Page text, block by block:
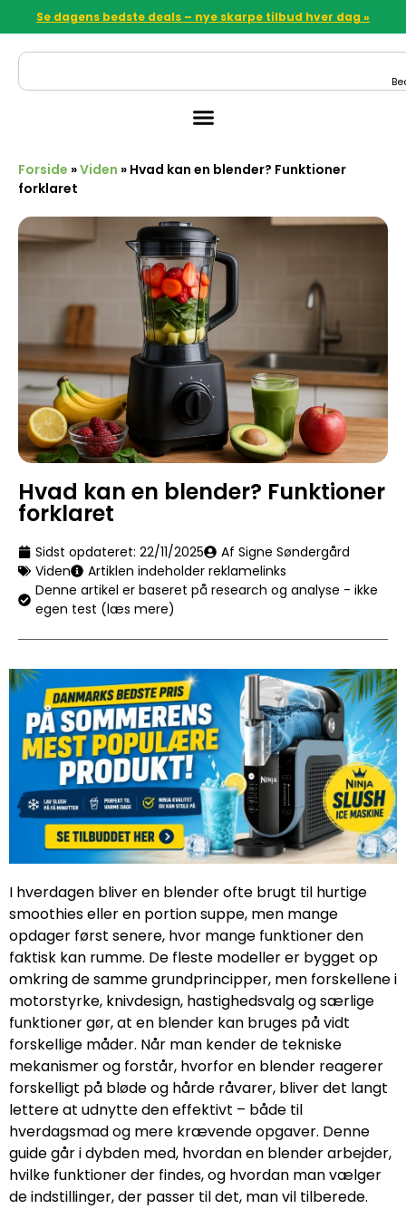
Se dagens bedste deals – nye skarpe tilbud hver dag »
Forside »Viden » Hvad kan en blender? Funktioner
forklaret
Hvad kan en blender? Funktioner
forklaret
Sidst opdateret: 22/11/2025
Af Signe Søndergård
Viden
Artiklen indeholder reklamelinks
Denne artikel er baseret på research og analyse - ikke
egen test (læs mere)
I hverdagen bliver en blender ofte brugt til hurtige
smoothies eller en portion suppe, men mange
opdager først senere, hvor mange funktioner den
faktisk kan rumme. De fleste modeller er bygget op
omkring de samme grundprincipper, men forskellene i
motorstyrke, knivdesign, hastighedsvalg og særlige
funktioner gør, at en blender kan bruges på vidt
forskellige måder. Når man kender de tekniske
mekanismer og forstår, hvorfor en blender reagerer
forskelligt på bløde og hårde råvarer, bliver det langt
lettere at udnytte den effektivt – både til
hverdagsmad og mere krævende opgaver. Denne
guide går i dybden med, hvordan en blender arbejder,
hvilke funktioner der findes, og hvordan man vælger
de indstillinger, der passer til det, man vil tilberede.